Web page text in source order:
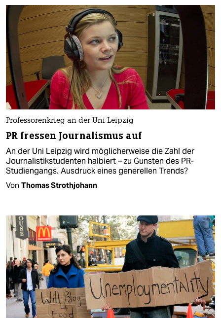
Professorenkrieg an der Uni Leipzig
PR fressen Journalismus auf
An der Uni Leipzig wird möglicherweise die Zahl der
Journalistikstudenten halbiert – zu Gunsten des PR-
Studiengangs. Ausdruck eines generellen Trends?
Von Thomas Strothjohann